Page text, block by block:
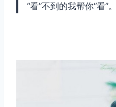
“看”不到的我帮你“看”。